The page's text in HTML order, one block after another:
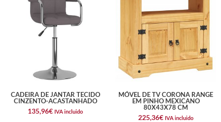
CADEIRA DE JANTAR TECIDO
CINZENTO-ACASTANHADO
135,96€ IVA incluido
MÓVEL DE TV CORONA RANGE
EM PINHO MEXICANO
80X43X78 CM
225,36€ IVA incluido